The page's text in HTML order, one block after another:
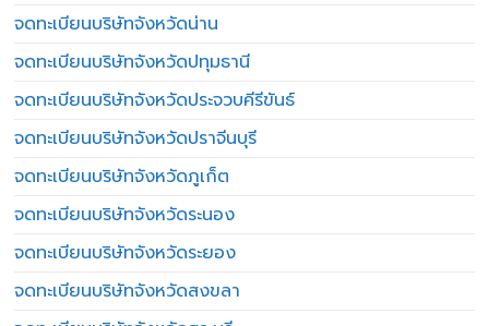
จดทะเบียนบริษัทจังหวัดน่าน
จดทะเบียนบริษัทจังหวัดปทุมธานี
จดทะเบียนบริษัทจังหวัดประจวบคีรีขันธ์
จดทะเบียนบริษัทจังหวัดปราจีนบุรี
จดทะเบียนบริษัทจังหวัดภูเก็ต
จดทะเบียนบริษัทจังหวัดระนอง
จดทะเบียนบริษัทจังหวัดระยอง
จดทะเบียนบริษัทจังหวัดสงขลา